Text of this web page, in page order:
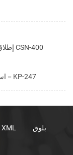
إطلاق جديدة: 4 بوصة نقاط البيع التسمية طابعة الباركود CSN-400
المنتج الجديد: 58mm Kisok استلام الطابعة الحرارية－KP-247
XML
بلوق